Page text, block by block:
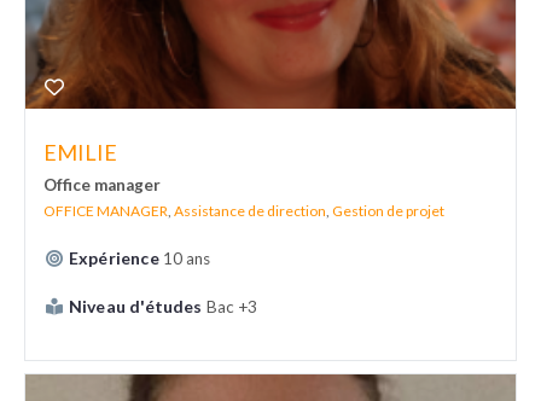
EMILIE
Office manager
OFFICE MANAGER Assistance de direction Gestion de projet
Expérience 10 ans
Niveau d'études Bac +3